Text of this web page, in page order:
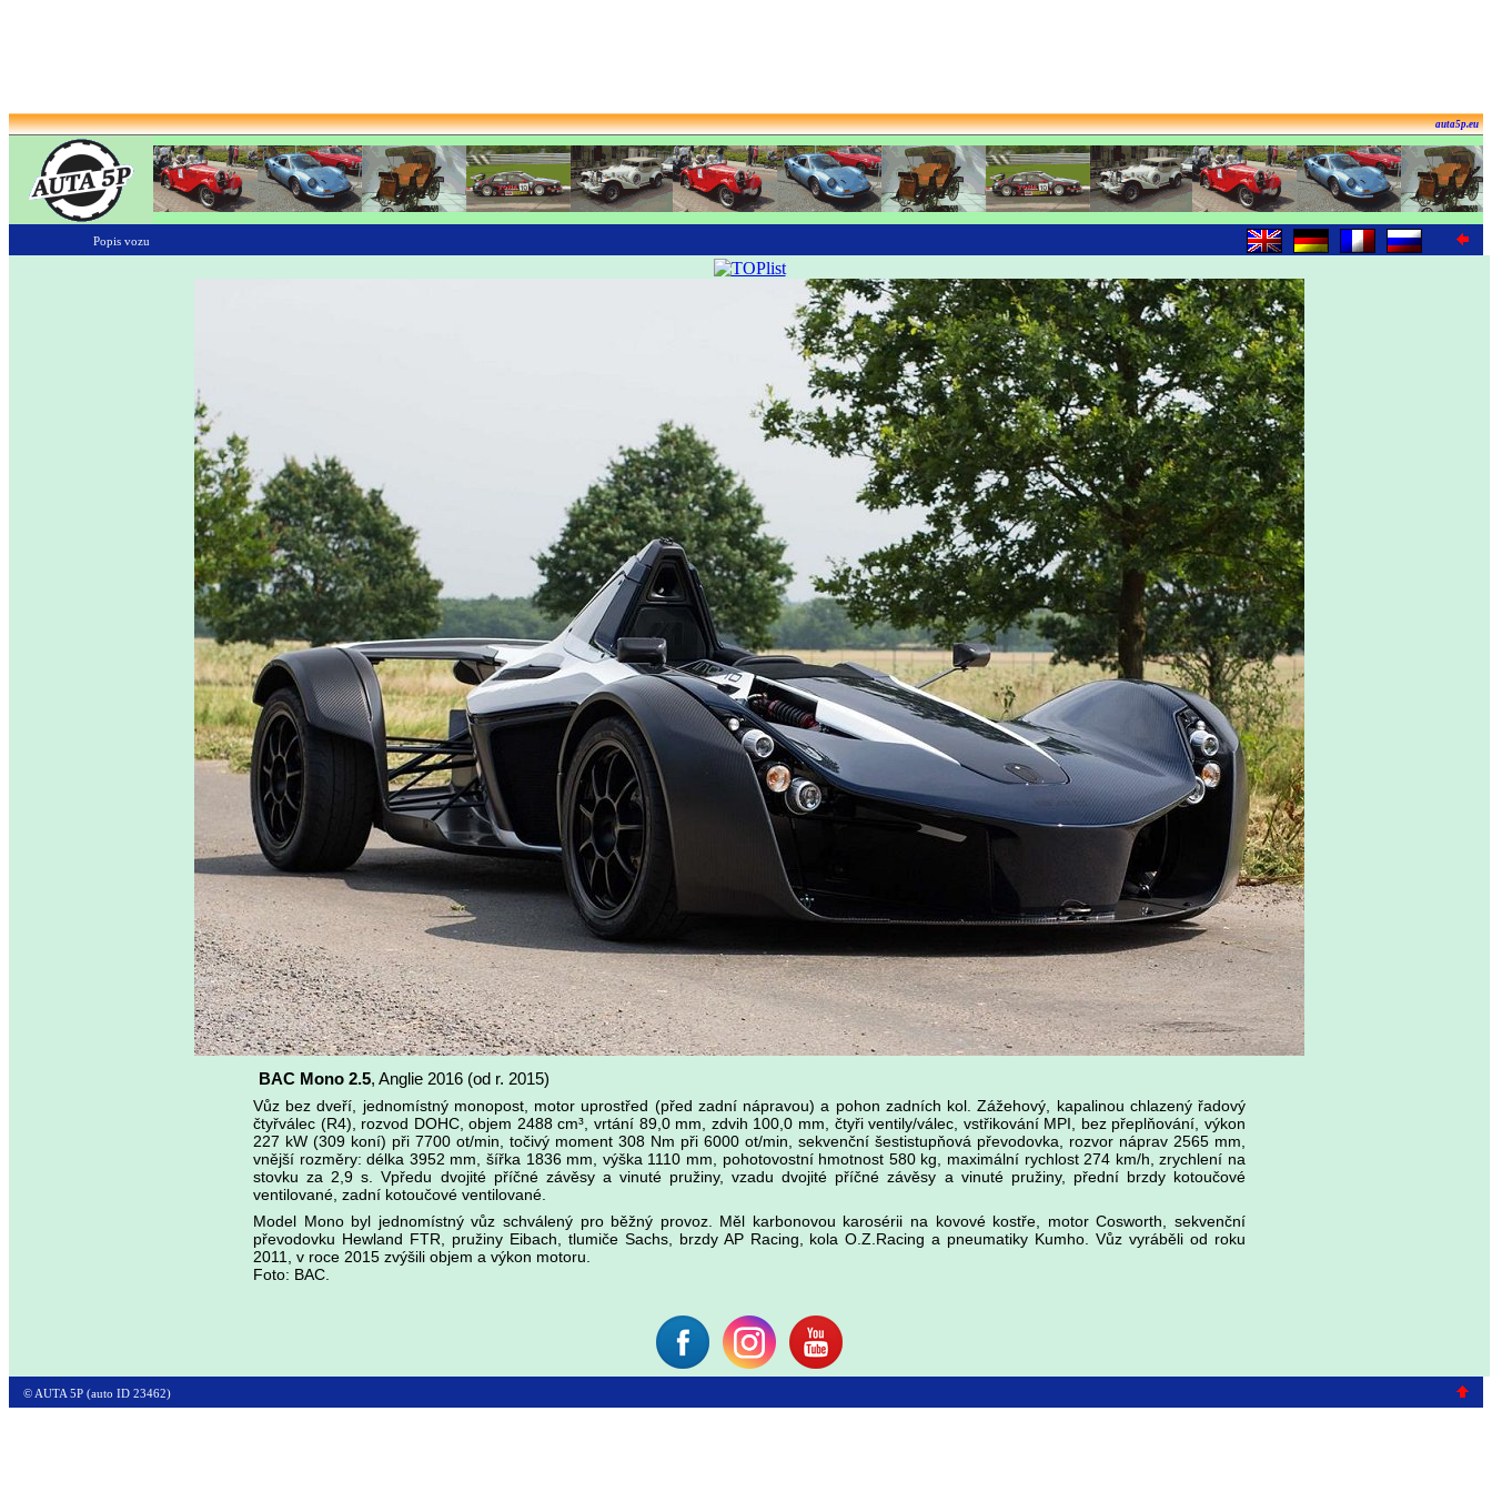
auta5p.eu
Popis vozu
BAC Mono 2.5, Anglie 2016 (od r. 2015)
Vůz bez dveří, jednomístný monopost, motor uprostřed (před zadní nápravou) a pohon zadních kol. Zážehový, kapalinou chlazený řadový
čtyřválec (R4), rozvod DOHC, objem 2488 cm³, vrtání 89,0 mm, zdvih 100,0 mm, čtyři ventily/válec, vstřikování MPI, bez přeplňování, výkon
227 kW (309 koní) při 7700 ot/min, točivý moment 308 Nm při 6000 ot/min, sekvenční šestistupňová převodovka, rozvor náprav 2565 mm,
vnější rozměry: délka 3952 mm, šířka 1836 mm, výška 1110 mm, pohotovostní hmotnost 580 kg, maximální rychlost 274 km/h, zrychlení na
stovku za 2,9 s. Vpředu dvojité příčné závěsy a vinuté pružiny, vzadu dvojité příčné závěsy a vinuté pružiny, přední brzdy kotoučové
ventilované, zadní kotoučové ventilované.
Model Mono byl jednomístný vůz schválený pro běžný provoz. Měl karbonovou karosérii na kovové kostře, motor Cosworth, sekvenční
převodovku Hewland FTR, pružiny Eibach, tlumiče Sachs, brzdy AP Racing, kola O.Z.Racing a pneumatiky Kumho. Vůz vyráběli od roku
2011, v roce 2015 zvýšili objem a výkon motoru.
Foto: BAC.
© AUTA 5P (auto ID 23462)